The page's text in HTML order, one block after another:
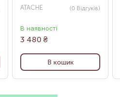
OIL, 250 МЛ
ATACHE (0 Відгуків)
В наявності
3 480 ₴
В кошик